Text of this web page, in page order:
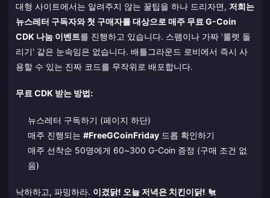
대형 사이트에서는 알려주지 않는 꿀팁을 하나 드리자면, 저희는
뉴스레터 구독자와 첫 구매자를 대상으로 매주 무료 G-Coin
CDK 나눔 이벤트를 진행하고 있습니다. 스팸이나 가짜 '룰렛 돌
리기' 같은 눈속임은 없습니다. 배틀그라운드 로비에서 즉시 사
용할 수 있는 진짜 코드를 무작위로 배포합니다.
무료 CDK 받는 방법:
뉴스레터 구독하기 (페이지 하단)
매주 진행되는 #FreeGCoinFriday드롭 확인하기
매주 선착순 50명에게 60~300 G-Coin 증정 (구매 조건 없
음)
낙하하고, 파밍하라. 이겼닭! 오늘 저녁은 치킨이닭! 🐔